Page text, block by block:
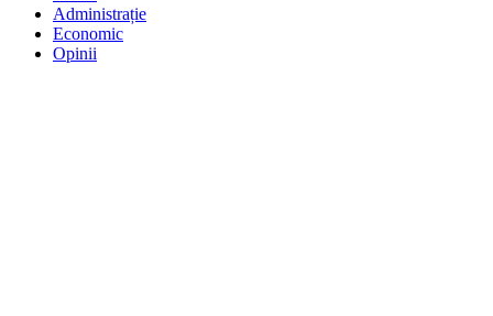
Administrație
Economic
Opinii